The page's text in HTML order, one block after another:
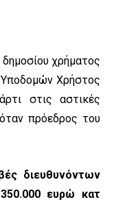
χρήματος
Χρήστος
στις αστικές
πρόεδρος του
διευθυνόντων
ευρώ κατ